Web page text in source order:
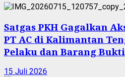
Satgas PKH Gagalkan
PT AC di Kalimantan
Pelaku dan Barang Bukti
15 Juli 2026